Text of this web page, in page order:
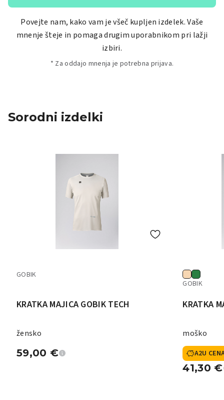
Povejte nam, kako vam je všeč kupljen izdelek. Vaše
mnenje šteje in pomaga drugim uporabnikom pri lažji
izbiri.
* Za oddajo mnenja je potrebna prijava.
Sorodni izdelki
GOBIK
KRATKA MAJICA GOBIK TECH
žensko
59,00 €
GOBIK
KRATKA
moško
A2U
41,30 €